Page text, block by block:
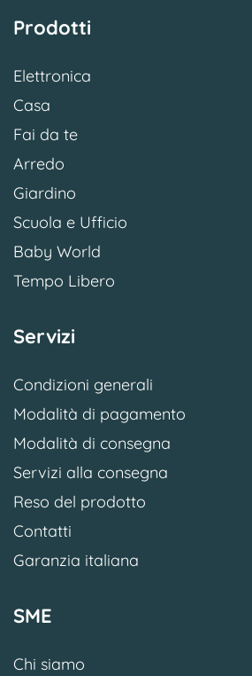
Prodotti
Elettronica
Casa
Fai da te
Arredo
Giardino
Scuola e Ufficio
Baby World
Tempo Libero
Servizi
Condizioni generali
Modalità di pagamento
Modalità di consegna
Servizi alla consegna
Reso del prodotto
Contatti
Garanzia italiana
SME
Chi siamo